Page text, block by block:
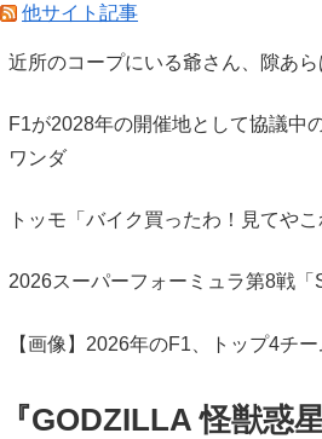
BYDの軽EV「ラッコ」受注が
販売は125台
海外「日本は特別！」日本の地震
の為替介入再びで海外が大騒ぎ
のは韓国人である理由がこちら…
他サイト記事
近所のコープにいる爺さん、隙あ
F1が2028年の開催地として協議中
ワンダ
トッモ「バイク買ったわ！見てや
2026スーパーフォーミュラ第8戦「
【画像】2026年のF1、トップ4チ
『GODZILLA 怪獣惑